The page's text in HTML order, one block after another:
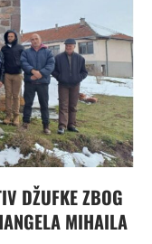
DŽUFKE ZBOG
MIHAILA